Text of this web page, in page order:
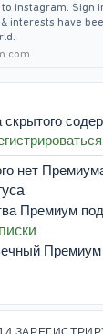
Instagram. Sign
interests have
.